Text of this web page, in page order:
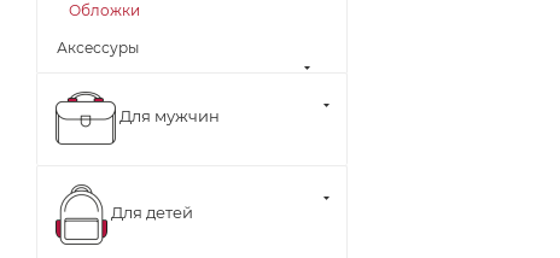
Обложки
Аксессуры
Для мужчин
Для детей